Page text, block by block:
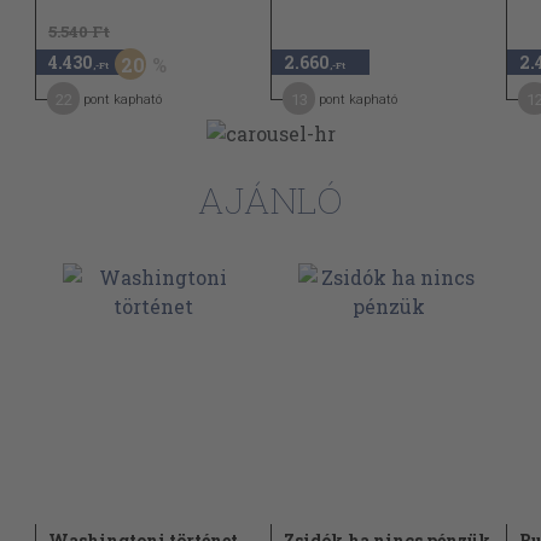
5.540 Ft
4.430 ,-Ft 20
pont kapható
2.660 ,-Ft
pont kapható
AJÁNLÓ